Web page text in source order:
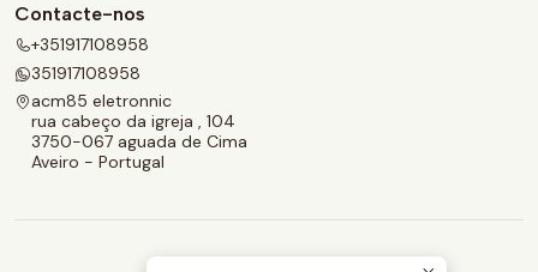
Contacte-nos
+351917108958
351917108958
acm85 eletronnic
rua cabeço da igreja , 104
3750-067 aguada de Cima
Aveiro - Portugal